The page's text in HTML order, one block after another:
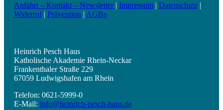
Anfahrt – Kontakt – Newsletter | Impressum | Datenschutz |
Widerruf| Prävention | AGBs
Heinrich Pesch Haus
Katholische Akademie Rhein-Neckar
Frankenthaler Straße 229
67059 Ludwigshafen am Rhein
Telefon: 0621-5999-0
E-Mail: info@heinrich-pesch-haus.de